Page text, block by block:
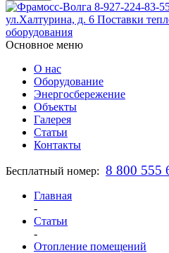
8-927-224-83-
ул.Халтурина, д. 6 Поставки
оборудования
Основное меню
О нас
Оборудование
Энергосбережение
Объекты
Галерея
Статьи
Контакты
Бесплатный номер: 8 800 555
Главная
-
Статьи
-
Отопление помещений